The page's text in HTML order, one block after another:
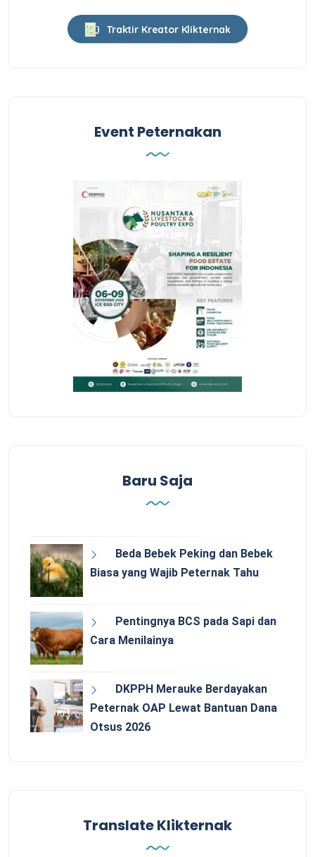
Traktir Kreator Klikternak
Event Peternakan
Baru Saja
Beda Bebek Peking dan Bebek
Biasa yang Wajib Peternak Tahu
Pentingnya BCS pada Sapi dan
Cara Menilainya
DKPPH Merauke Berdayakan
Peternak OAP Lewat Bantuan Dana
Otsus 2026
Translate Klikternak